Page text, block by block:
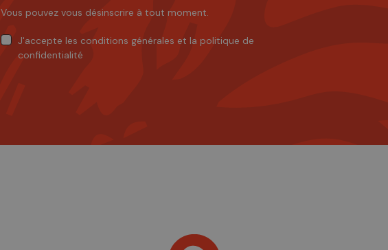
Vous pouvez vous désinscrire à tout moment.
J'accepte les conditions générales et la politique de
confidentialité